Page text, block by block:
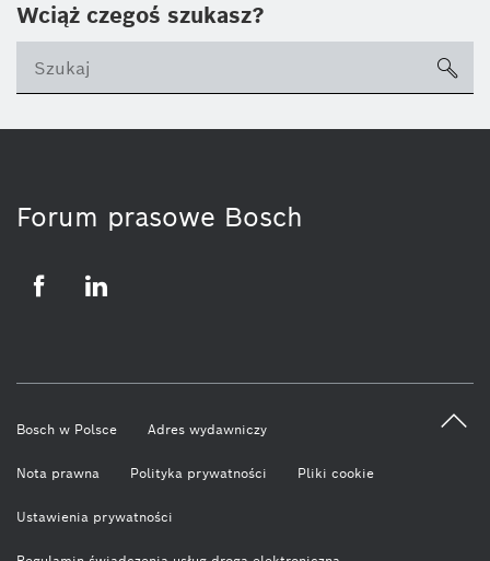
Wciąż czegoś szukasz?
Forum prasowe Bosch
Bosch w Polsce Adres wydawniczy
Nota prawna Polityka prywatności Pliki cookie
Ustawienia prywatności